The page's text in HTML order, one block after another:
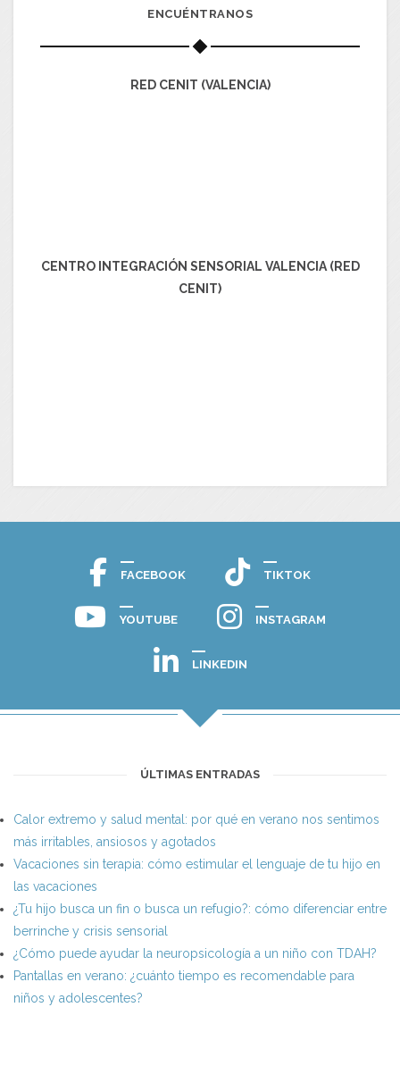
ENCUÉNTRANOS
RED CENIT (VALENCIA)
CENTRO INTEGRACIÓN SENSORIAL VALENCIA (RED
CENIT)
FACEBOOK TIKTOK
YOUTUBE INSTAGRAM
LINKEDIN
ÚLTIMAS ENTRADAS
Calor extremo y salud mental: por qué en verano nos sentimos
más irritables, ansiosos y agotados
Vacaciones sin terapia: cómo estimular el lenguaje de tu hijo en
las vacaciones
¿Tu hijo busca un fin o busca un refugio?: cómo diferenciar entre
berrinche y crisis sensorial
¿Cómo puede ayudar la neuropsicología a un niño con TDAH?
Pantallas en verano: ¿cuánto tiempo es recomendable para
niños y adolescentes?